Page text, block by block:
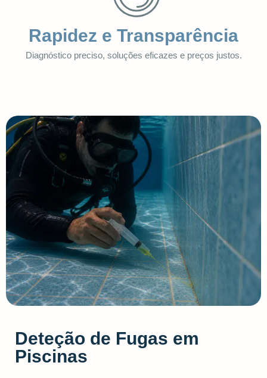
Rapidez e Transparência
Diagnóstico preciso, soluções eficazes e preços justos.
Deteção de Fugas em
Piscinas